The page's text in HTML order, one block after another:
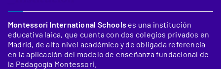
Montessori International Schools es una institución
educativa laica, que cuenta con dos colegios privados en
Madrid, de alto nivel académico y de obligada referencia
en la aplicación del modelo de enseñanza fundacional de
la Pedagogía Montessori.